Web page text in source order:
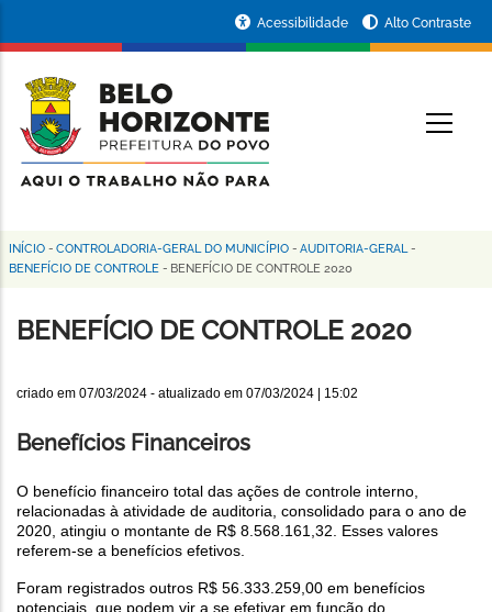
conteúdo
principal
da
Prefeitura
de
Horizonte
Acessibilidade Alto Contraste
Trilha
navegação
INÍCIO - CONTROLADORIA-GERAL DO MUNICÍPIO - AUDITORIA-GERAL -
BENEFÍCIO DE CONTROLE - BENEFÍCIO DE CONTROLE 2020
BENEFÍCIO DE CONTROLE 2020
criado em 07/03/2024 - atualizado em 07/03/2024 | 15:02
Benefícios Financeiros
O benefício financeiro total das ações de controle interno,
relacionadas à atividade de auditoria, consolidado para o ano de
2020, atingiu o montante de R$ 8.568.161,32. Esses valores
referem-se a benefícios efetivos.
Foram registrados outros R$ 56.333.259,00 em benefícios
potenciais, que podem vir a se efetivar em função do